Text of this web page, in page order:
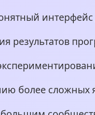
результатов
более